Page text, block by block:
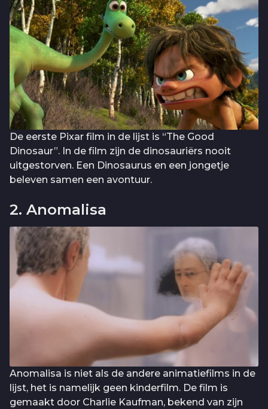
De eerste Pixar film in de lijst is “The Good
Dinosaur”. In de film zijn de dinosauriërs nooit
uitgestorven. Een Dinosaurus en een jongetje
beleven samen een avontuur.
2. Anomalisa
Anomalisa is niet als de andere animatiefilms in de
lijst, het is namelijk geen kinderfilm. De film is
gemaakt door Charlie Kaufman, bekend van zijn